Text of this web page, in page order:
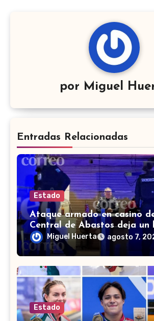
por Miguel
Entradas Relacionadas
Estado
Ataque armado en casino
Central de Abastos deja un
muerto en León
Miguel Huerta agosto 7,
Estado